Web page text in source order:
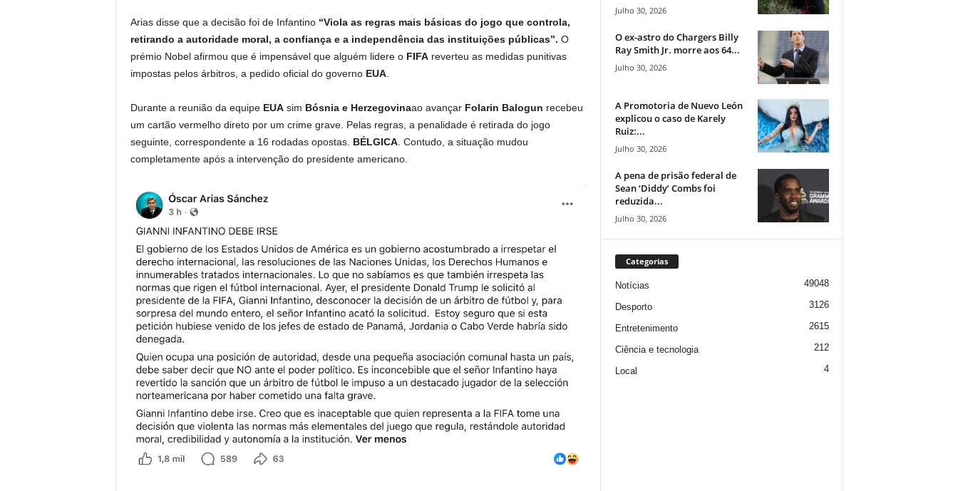
Arias disse que a decisão foi de Infantino “Viola as regras mais básicas do jogo que controla,
retirando a autoridade moral, a confiança e a independência das instituições públicas”. O
prémio Nobel afirmou que é impensável que alguém lidere o FIFAreverteu as medidas punitivas
impostas pelos árbitros, a pedido oficial do governo EUA.
Durante a reunião da equipe EUAsim Bósnia e Herzegovinaao avançar Folarin Balogun recebeu
um cartão vermelho direto por um crime grave. Pelas regras, a penalidade é retirada do jogo
seguinte, correspondente a 16 rodadas opostas. BÉLGICA. Contudo, a situação mudou
completamente após a intervenção do presidente americano.
Julho 30, 2026
O ex-astro do Chargers Billy
Ray Smith Jr. morre aos 64...
Julho 30, 2026
A Promotoria de Nuevo León
explicou o caso de Karely
Ruiz:...
Julho 30, 2026
A pena de prisão federal de
Sean ‘Diddy’ Combs foi
reduzida...
Julho 30, 2026
Categorias
Notícias 49048
Desporto 3126
Entretenimento 2615
Ciência e tecnologia 212
Local 4